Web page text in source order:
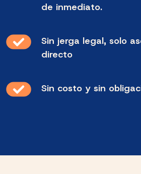
de inmediato.
Sin jerga legal, solo
directo
Sin costo y sin